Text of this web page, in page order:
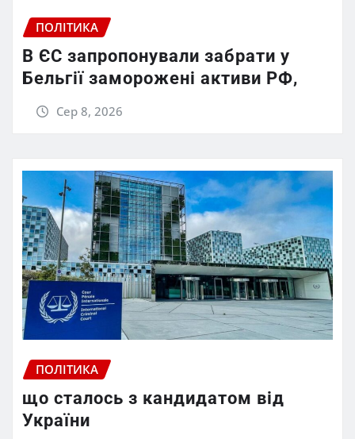
ПОЛІТИКА
В ЄС запропонували забрати у
Бельгії заморожені активи РФ,
Сер 8, 2026
ПОЛІТИКА
що сталось з кандидатом від
України